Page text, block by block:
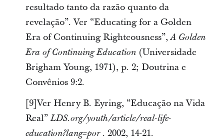
resultado tanto da razão quanto da
revelação”. Ver “Educating for a Golden
Era of Continuing Righteousness”,A Golden
Era of Continuing Education(Universidade
Brigham Young, 1971), p. 2; Doutrina e
Convênios 9:2.
[9]Ver Henry B. Eyring, “Educação na Vida
Real”LDS.org/youth/article/real-life-
education?lang=por . 2002, 14-21.